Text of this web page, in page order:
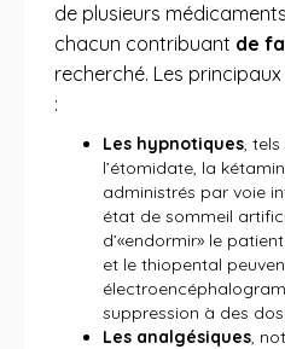
de plusieurs
chacun contribuant de
recherché. Les
:
Les hypnotiques,
l’étomidate, la
administrés par voie
état de sommeil
d’«endormir» le
et le thiopental
suppression à des
Les analgésiques,